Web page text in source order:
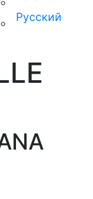
Русский